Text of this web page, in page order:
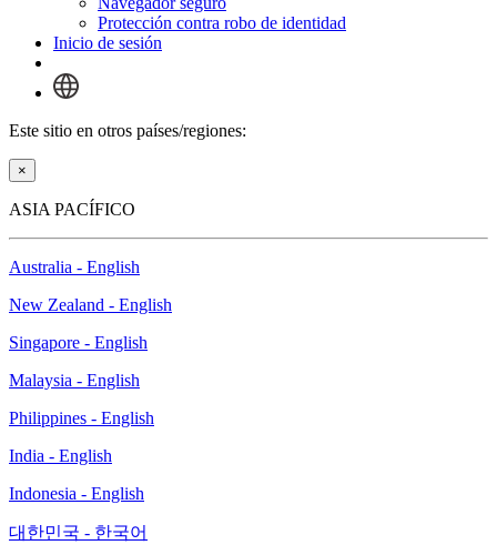
Protección contra robo de identidad
Inicio de sesión
Este sitio en otros países/regiones:
×
ASIA PACÍFICO
Australia - English
New Zealand - English
Singapore - English
Malaysia - English
Philippines - English
India - English
Indonesia - English
대한민국 - 한국어